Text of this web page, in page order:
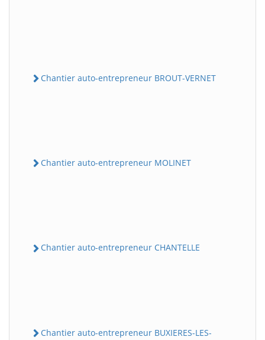
Chantier auto-entrepreneur BROUT-VERNET
Chantier auto-entrepreneur MOLINET
Chantier auto-entrepreneur CHANTELLE
Chantier auto-entrepreneur BUXIERES-LES-